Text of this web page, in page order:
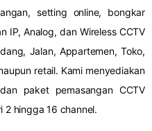
setting online, bongkar
IP, Analog, dan Wireless CCTV
Jalan, Appartemen, Toko,
retail. Kami menyediakan
paket pemasangan CCTV
2 hingga 16 channel.